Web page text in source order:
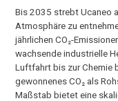
Bis 2035 strebt Ucaneo
Atmosphäre zu
jährlichen CO₂-
wachsende industrielle
Luftfahrt bis zur Chemie
gewonnenes CO₂ als
Maßstab bietet eine